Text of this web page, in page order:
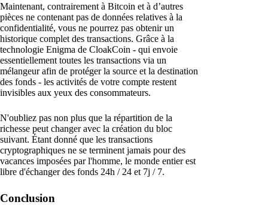
Maintenant, contrairement à Bitcoin et à d’autres
pièces ne contenant pas de données relatives à la
confidentialité, vous ne pourrez pas obtenir un
historique complet des transactions. Grâce à la
technologie Enigma de CloakCoin - qui envoie
essentiellement toutes les transactions via un
mélangeur afin de protéger la source et la destination
des fonds - les activités de votre compte restent
invisibles aux yeux des consommateurs.
N'oubliez pas non plus que la répartition de la
richesse peut changer avec la création du bloc
suivant. Étant donné que les transactions
cryptographiques ne se terminent jamais pour des
vacances imposées par l'homme, le monde entier est
libre d'échanger des fonds 24h / 24 et 7j / 7.
Conclusion